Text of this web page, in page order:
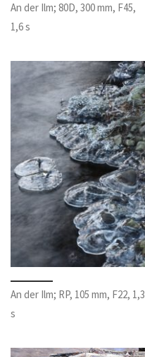
An der Ilm; 80D, 300 mm, F45,
1,6 s
An der Ilm; RP, 105 mm, F22, 1,3
s